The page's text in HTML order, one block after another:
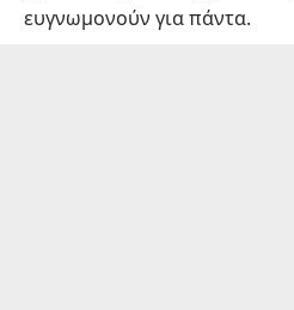
ευγνωμονούν για πάντα.